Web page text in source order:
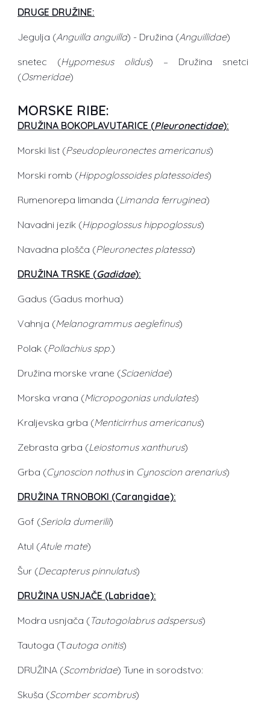
DRUGE DRUŽINE:
Jegulja (Anguilla anguilla) - Družina (Anguillidae)
snetec (Hypomesus olidus) – Družina snetci
(Osmeridae)
MORSKE RIBE:
DRUŽINA BOKOPLAVUTARICE (Pleuronectidae):
Morski list (Pseudopleuronectes americanus)
Morski romb (Hippoglossoides platessoides)
Rumenorepa limanda (Limanda ferruginea)
Navadni jezik (Hippoglossus hippoglossus)
Navadna plošča (Pleuronectes platessa)
DRUŽINA TRSKE (Gadidae):
Gadus (Gadus morhua)
Vahnja (Melanogrammus aeglefinus)
Polak (Pollachius spp.)
Družina morske vrane (Sciaenidae)
Morska vrana (Micropogonias undulates)
Kraljevska grba (Menticirrhus americanus)
Zebrasta grba (Leiostomus xanthurus)
Grba (Cynoscion nothusin Cynoscion arenarius)
DRUŽINA TRNOBOKI (Carangidae):
Gof (Seriola dumerilii)
Atul (Atule mate)
Šur (Decapterus pinnulatus)
DRUŽINA USNJAČE (Labridae):
Modra usnjača (Tautogolabrus adspersus)
Tautoga (Tautoga onitis)
DRUŽINA (Scombridae) Tune in sorodstvo:
Skuša (Scomber scombrus)